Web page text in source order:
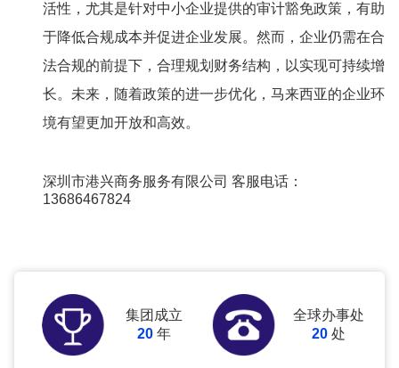
活性，尤其是针对中小企业提供的审计豁免政策，有助
于降低合规成本并促进企业发展。然而，企业仍需在合
法合规的前提下，合理规划财务结构，以实现可持续增
长。未来，随着政策的进一步优化，马来西亚的企业环
境有望更加开放和高效。
深圳市港兴商务服务有限公司 客服电话：
13686467824
集团成立
20 年
全球办事处
20 处